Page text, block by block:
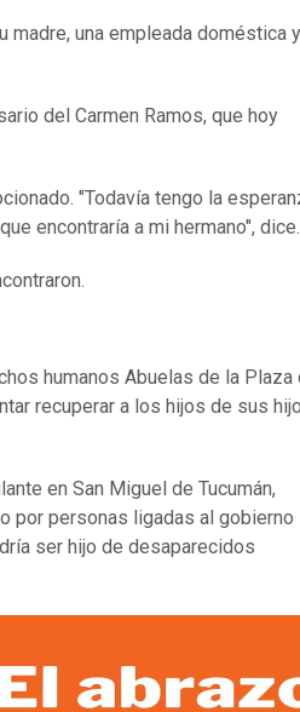
madre, una empleada doméstica y
del Carmen Ramos, que hoy
"Todavía tengo la
encontraría a mi hermano", dice.
humanos Abuelas de la Plaza
recuperar a los hijos de sus
en San Miguel de Tucumán,
por personas ligadas al gobierno
ser hijo de desaparecidos